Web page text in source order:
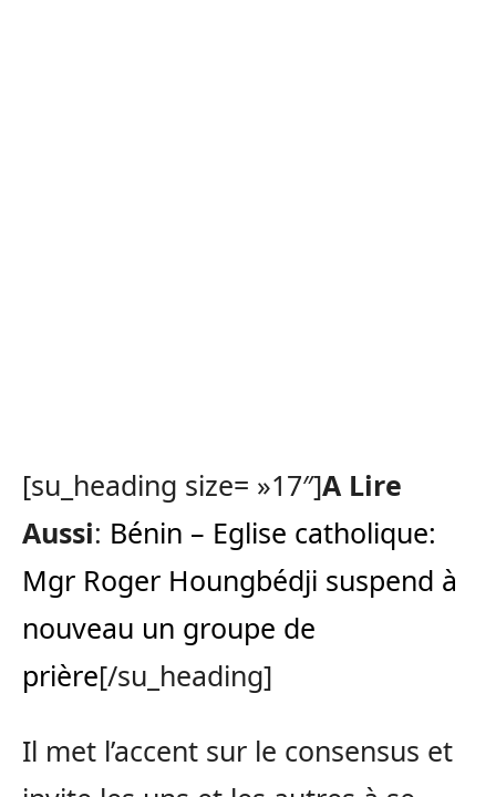
[su_heading size= »17″]A Lire
Aussi: Bénin – Eglise catholique:
Mgr Roger Houngbédji suspend à
nouveau un groupe de
prière[/su_heading]
Il met l’accent sur le consensus et